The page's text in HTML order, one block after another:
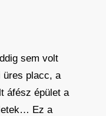
sem volt
üres placc, a
áfész épület a
Ez a